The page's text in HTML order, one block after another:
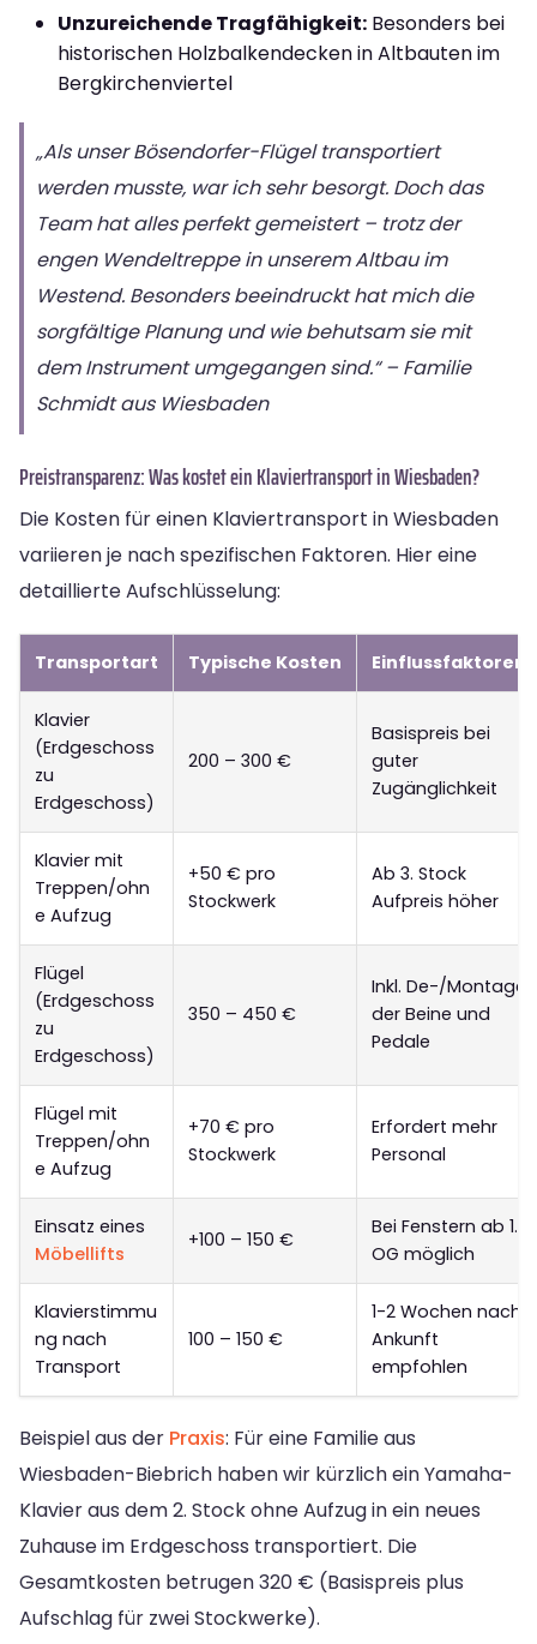
Unzureichende Tragfähigkeit: Besonders bei
historischen Holzbalkendecken in Altbauten im
Bergkirchenviertel
„Als unser Bösendorfer-Flügel transportiert
werden musste, war ich sehr besorgt. Doch das
Team hat alles perfekt gemeistert – trotz der
engen Wendeltreppe in unserem Altbau im
Westend. Besonders beeindruckt hat mich die
sorgfältige Planung und wie behutsam sie mit
dem Instrument umgegangen sind.“ – Familie
Schmidt aus Wiesbaden
Preistransparenz: Was kostet ein Klaviertransport in Wiesbaden?
Die Kosten für einen Klaviertransport in Wiesbaden
variieren je nach spezifischen Faktoren. Hier eine
detaillierte Aufschlüsselung:
Transportart Typische Kosten Einflussfaktoren
Klavier
(Erdgeschoss
zu
Erdgeschoss)
200 – 300 €
Basispreis bei
guter
Zugänglichkeit
Klavier mit
Treppen/ohn
e Aufzug
+50 € pro
Stockwerk
Ab 3. Stock
Aufpreis höher
Flügel
(Erdgeschoss
zu
Erdgeschoss)
350 – 450 €
Inkl. De-/Montage
der Beine und
Pedale
Flügel mit
Treppen/ohn
e Aufzug
+70 € pro
Stockwerk
Erfordert mehr
Personal
Einsatz eines
Möbellifts
+100 – 150 €
Bei Fenstern ab 1.
OG möglich
Klavierstimmu
ng nach
Transport
100 – 150 €
1-2 Wochen nach
Ankunft
empfohlen
Beispiel aus der Praxis: Für eine Familie aus
Wiesbaden-Biebrich haben wir kürzlich ein Yamaha-
Klavier aus dem 2. Stock ohne Aufzug in ein neues
Zuhause im Erdgeschoss transportiert. Die
Gesamtkosten betrugen 320 € (Basispreis plus
Aufschlag für zwei Stockwerke).